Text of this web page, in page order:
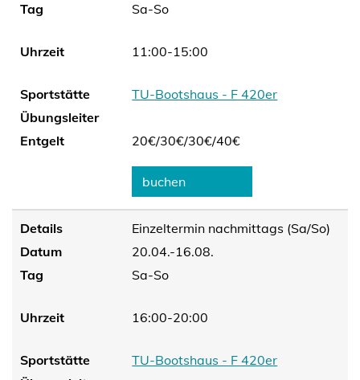
Tag
Sa-So
Uhrzeit 11:00-15:00
Sportstätte
TU-Bootshaus - F 420er
Übungsleiter
Entgelt
20€/30€/30€/40€
buchen
Details
Einzeltermin nachmittags (Sa/So)
Datum
20.04.-16.08.
Tag
Sa-So
Uhrzeit 16:00-20:00
Sportstätte
TU-Bootshaus - F 420er